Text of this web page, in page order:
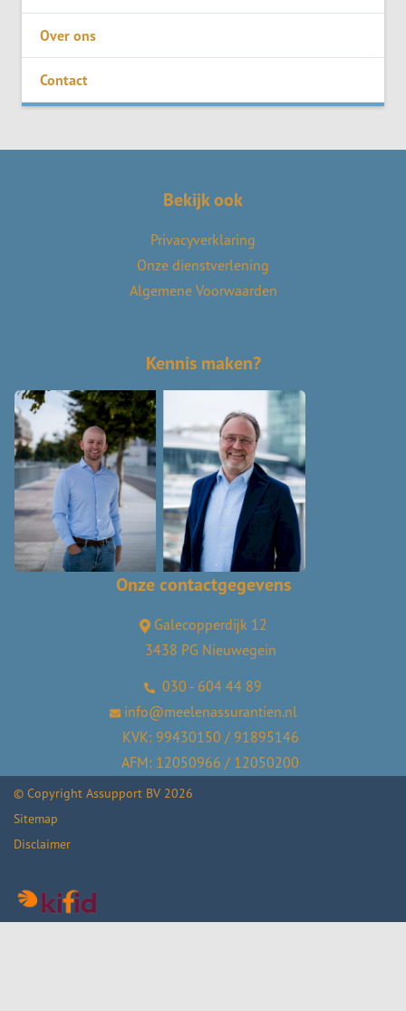
Over ons
Contact
Bekijk ook
Privacyverklaring
Onze dienstverlening
Algemene Voorwaarden
Kennis maken?
Onze contactgegevens
Galecopperdijk 12
3438 PG Nieuwegein
030 - 604 44 89
info@meelenassurantien.nl
KVK: 99430150 / 91895146
AFM: 12050966 / 12050200
© Copyright Assupport BV 2026
Sitemap
Disclaimer